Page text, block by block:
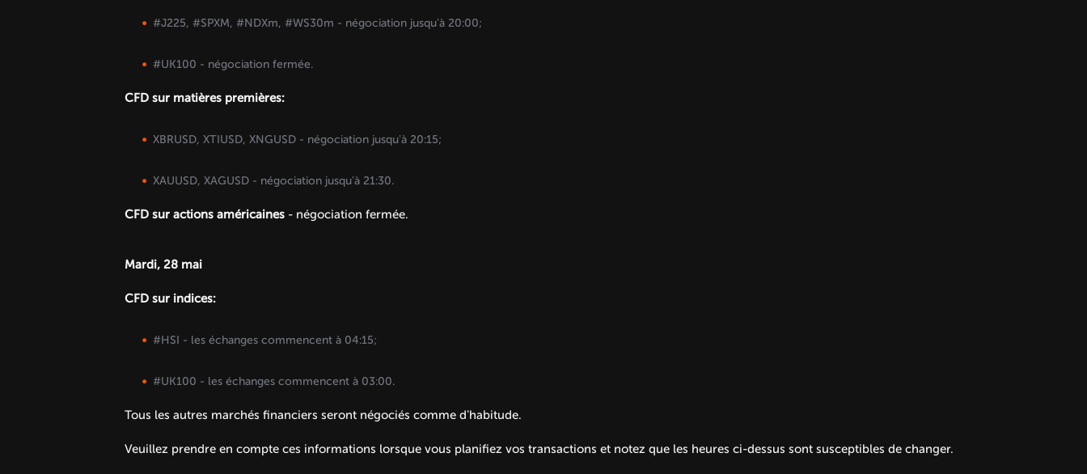
#J225, #SPXM, #NDXm, #WS30m - négociation jusqu'à 20:00;
#UK100 - négociation fermée.
CFD sur matières premières:
XBRUSD, XTIUSD, XNGUSD - négociation jusqu'à 20:15;
XAUUSD, XAGUSD - négociation jusqu'à 21:30.
CFD sur actions américaines- négociation fermée.
Mardi, 28 mai
CFD sur indices:
#HSI - les échanges commencent à 04:15;
#UK100 - les échanges commencent à 03:00.
Tous les autres marchés financiers seront négociés comme d'habitude.
Veuillez prendre en compte ces informations lorsque vous planifiez vos transactions et notez que les heures ci-dessus sont susceptibles de changer.